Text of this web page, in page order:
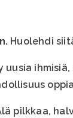
Huolehdi
uusia
pilkkaa,